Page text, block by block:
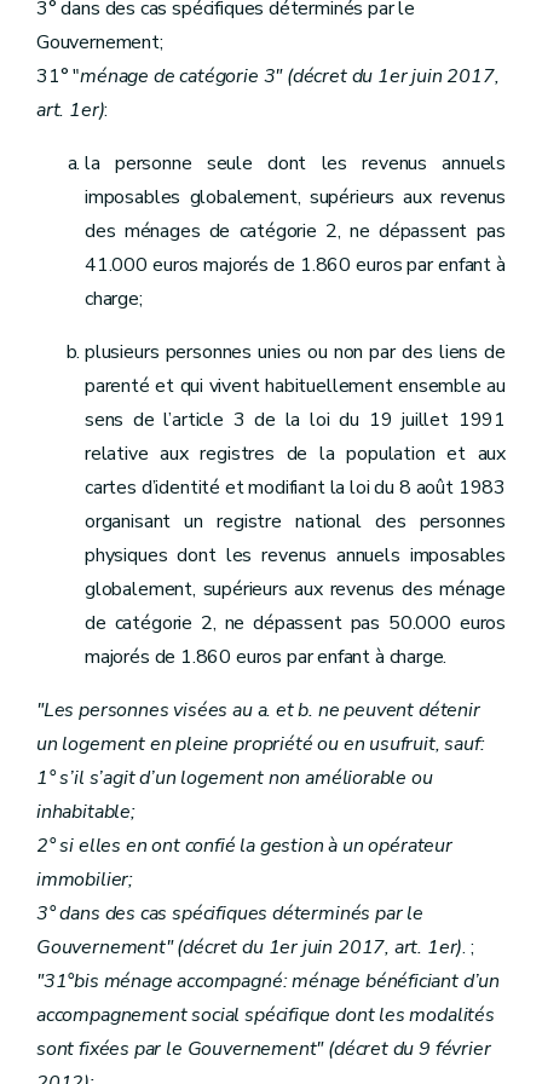
Art. 193
Art. 194
Section 3 (Des dispositions spécifiques aux régies des quartiers
Section 4 Des dispositions spécifiques aux associations de promotion du logement
Art. 198
Art. 199
Chapitre VII
"Du pôle 'Logement"' (décret du 16 février 2017)
Art. 200
Titre IIIbis
"De l'audit des acteurs locaux de la politique du logement" (décret du 9 février 2012)
Art. 200/1
Art. 200bis
Art. 200ter
Art. 201
Art. 202
Art. 202
Titre V Dispositions finales
Art. 203
Art. 204
Art. 205
Art. 205bis
Art. 206
Art. 207
Titre VI (Dispositions diverses - décret du 28 septembre 2023, art.38)
Art. 208
Art. 208bis
Art. 209
3° dans des cas spécifiques déterminés par le
Gouvernement;
31° "ménage de catégorie 3" (décret du 1er juin 2017,
art. 1er):
la personne seule dont les revenus annuels
imposables globalement, supérieurs aux revenus
des ménages de catégorie 2, ne dépassent pas
41.000 euros majorés de 1.860 euros par enfant à
charge;
plusieurs personnes unies ou non par des liens de
parenté et qui vivent habituellement ensemble au
sens de l’article 3 de la loi du 19 juillet 1991
relative aux registres de la population et aux
cartes d’identité et modifiant la loi du 8 août 1983
organisant un registre national des personnes
physiques dont les revenus annuels imposables
globalement, supérieurs aux revenus des ménage
de catégorie 2, ne dépassent pas 50.000 euros
majorés de 1.860 euros par enfant à charge.
"Les personnes visées au a. et b. ne peuvent détenir
un logement en pleine propriété ou en usufruit, sauf:
1° s’il s’agit d’un logement non améliorable ou
inhabitable;
2° si elles en ont confié la gestion à un opérateur
immobilier;
3° dans des cas spécifiques déterminés par le
Gouvernement" (décret du 1er juin 2017, art. 1er). ;
"31°bis ménage accompagné: ménage bénéficiant d’un
accompagnement social spécifique dont les modalités
sont fixées par le Gouvernement"(décret du 9 février